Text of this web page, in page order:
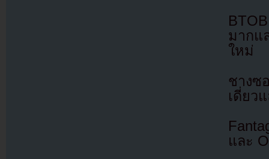
มากแ
ใหม่
ชางซ
เดี่ยว
และ